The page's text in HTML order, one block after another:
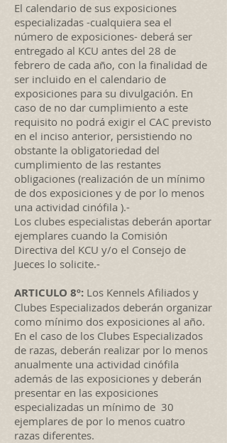
El calendario de sus exposiciones
especializadas -cualquiera sea el
número de exposiciones- deberá ser
entregado al KCU antes del 28 de
febrero de cada año, con la finalidad de
ser incluido en el calendario de
exposiciones para su divulgación. En
caso de no dar cumplimiento a este
requisito no podrá exigir el CAC previsto
en el inciso anterior, persistiendo no
obstante la obligatoriedad del
cumplimiento de las restantes
obligaciones (realización de un mínimo
de dos exposiciones y de por lo menos
una actividad cinófila ).-
Los clubes especialistas deberán aportar
ejemplares cuando la Comisión
Directiva del KCU y/o el Consejo de
Jueces lo solicite.-
ARTICULO 8º: Los Kennels Afiliados y
Clubes Especializados deberán organizar
como mínimo dos exposiciones al año.
En el caso de los Clubes Especializados
de razas, deberán realizar por lo menos
anualmente una actividad cinófila
además de las exposiciones y deberán
presentar en las exposiciones
especializadas un mínimo de 30
ejemplares de por lo menos cuatro
razas diferentes.